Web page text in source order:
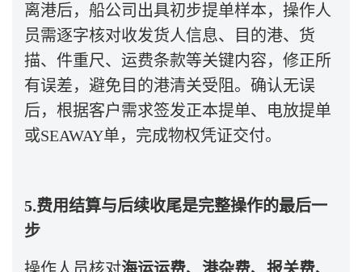
离港后，船公司出具初步提单样本，操作人
员需逐字核对收发货人信息、目的港、货
描、件重尺、运费条款等关键内容，修正所
有误差，避免目的港清关受阻。确认无误
后，根据客户需求签发正本提单、电放提单
或SEAWAY单，完成物权凭证交付。
5.费用结算与后续收尾是完整操作的最后一
步